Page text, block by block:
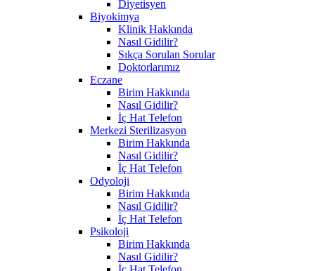
Diyetisyen
Biyokimya
Klinik Hakkında
Nasıl Gidilir?
Sıkça Sorulan Sorular
Doktorlarımız
Eczane
Birim Hakkında
Nasıl Gidilir?
İç Hat Telefon
Merkezi Sterilizasyon
Birim Hakkında
Nasıl Gidilir?
İç Hat Telefon
Odyoloji
Birim Hakkında
Nasıl Gidilir?
İç Hat Telefon
Psikoloji
Birim Hakkında
Nasıl Gidilir?